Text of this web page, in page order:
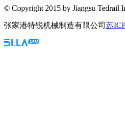
© Copyright 2015 by Jiangsu Tedrail
张家港特锐机械制造有限公司 苏